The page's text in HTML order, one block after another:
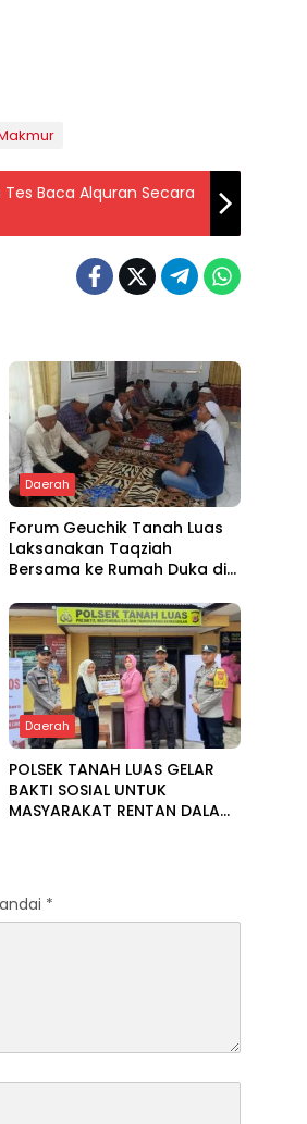
Baca Alquran Secara
Daerah
Forum Geuchik Tanah Luas
Laksanakan Taqziah
Bersama ke Rumah Duka di
Daerah
POLSEK TANAH LUAS GELAR
BAKTI SOSIAL UNTUK
MASYARAKAT RENTAN DALAM
*